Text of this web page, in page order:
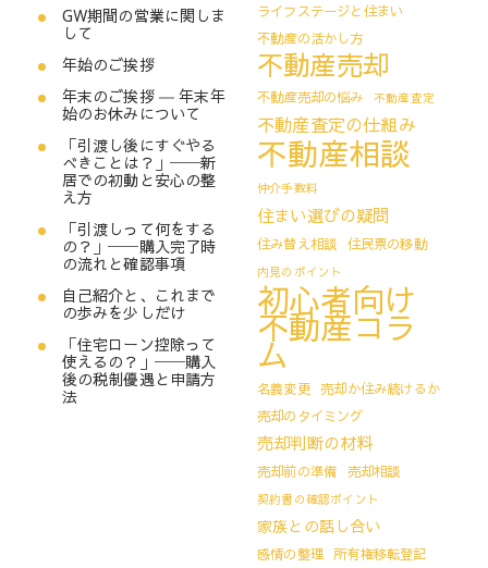
GW期間の営業に関しま
して
年始のご挨拶
年末のご挨拶 ― 年末年
始のお休みについて
「引渡し後にすぐやる
べきことは？」──新
居での初動と安心の整
え方
「引渡しって何をする
の？」──購入完了時
の流れと確認事項
自己紹介と、これまで
の歩みを少しだけ
「住宅ローン控除って
使えるの？」──購入
後の税制優遇と申請方
法
ライフステージと住まい
不動産の活かし方
不動産売却
不動産売却の悩み 不動産査定
不動産査定の仕組み
不動産相談
仲介手数料
住まい選びの疑問
住み替え相談 住民票の移動
内見のポイント
初心者向け
不動産コラ
ム
名義変更 売却か住み続けるか
売却のタイミング
売却判断の材料
売却前の準備 売却相談
契約書の確認ポイント
家族との話し合い
感情の整理 所有権移転登記